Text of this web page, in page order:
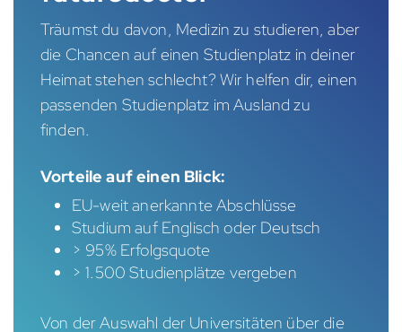
Träumst du davon, Medizin zu studieren, aber
die Chancen auf einen Studienplatz in deiner
Heimat stehen schlecht? Wir helfen dir, einen
passenden Studienplatz im Ausland zu
finden.
Vorteile auf einen Blick:
EU-weit anerkannte Abschlüsse
Studium auf Englisch oder Deutsch
> 95% Erfolgsquote
> 1.500 Studienplätze vergeben
Von der Auswahl der Universitäten über die